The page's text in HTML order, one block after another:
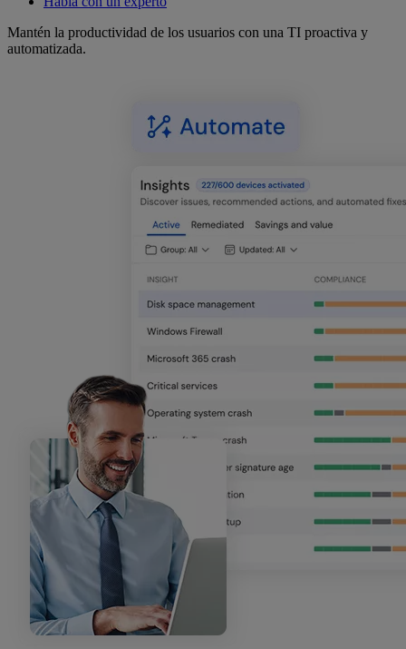
Mantén la productividad de los usuarios con una TI proactiva y
automatizada.